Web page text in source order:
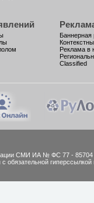
Баннерная
Реклама в
Classified
СМИ ИА № ФС 77 - 85704
обязательной гиперссылкой